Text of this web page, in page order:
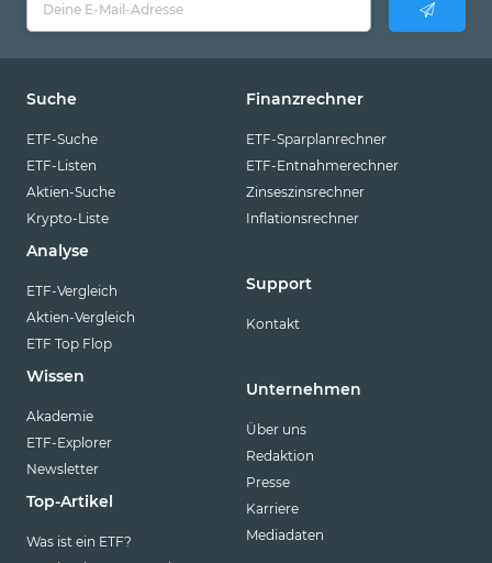
Suche
ETF-Suche
ETF-Listen
Aktien-Suche
Krypto-Liste
Analyse
ETF-Vergleich
Aktien-Vergleich
ETF Top Flop
Wissen
Akademie
ETF-Explorer
Newsletter
Top-Artikel
Was ist ein ETF?
Finanzrechner
ETF-Sparplanrechner
ETF-Entnahmerechner
Zinseszinsrechner
Inflationsrechner
Support
Kontakt
Unternehmen
Über uns
Redaktion
Presse
Karriere
Mediadaten